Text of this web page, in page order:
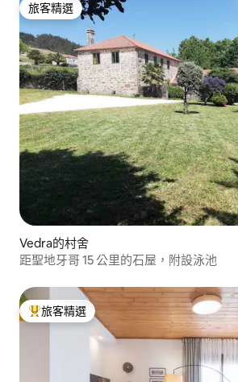
旅客精選
旅客精選
Vedra的村舍
距聖地牙哥 15 公里的石屋，附設泳池
旅客精選榜首
旅客精選